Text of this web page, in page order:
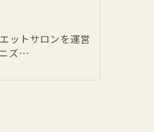
ットサロンを運営
ズ…